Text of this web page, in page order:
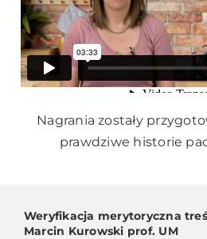
Nagrania zostały
prawdziwe historie
Weryfikacja merytoryczna
Marcin Kurowski prof. UM